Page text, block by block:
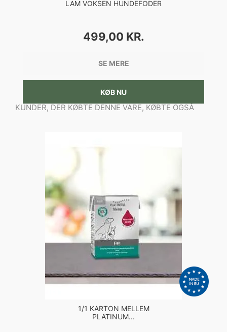
LAM VOKSEN HUNDEFODER
PRIS
499,00 KR.
SE MERE
KØB NU
KUNDER, DER KØBTE DENNE VARE, KØBTE OGSÅ
1/1 KARTON MELLEM
PLATINUM...